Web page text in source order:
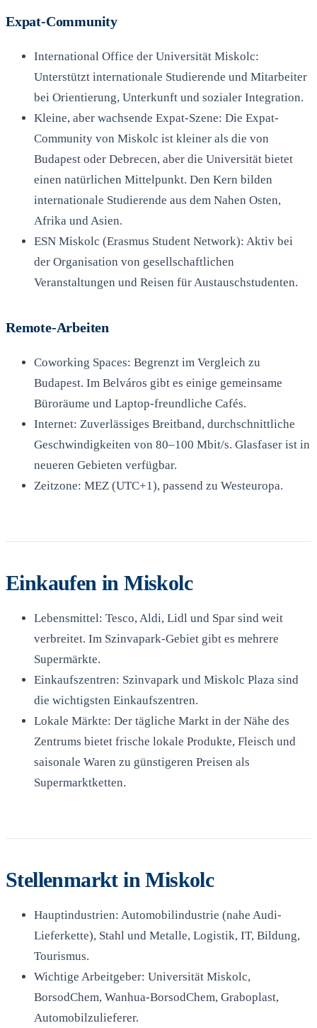
Expat-Community
International Office der Universität Miskolc:
Unterstützt internationale Studierende und Mitarbeiter
bei Orientierung, Unterkunft und sozialer Integration.
Kleine, aber wachsende Expat-Szene: Die Expat-
Community von Miskolc ist kleiner als die von
Budapest oder Debrecen, aber die Universität bietet
einen natürlichen Mittelpunkt. Den Kern bilden
internationale Studierende aus dem Nahen Osten,
Afrika und Asien.
ESN Miskolc (Erasmus Student Network): Aktiv bei
der Organisation von gesellschaftlichen
Veranstaltungen und Reisen für Austauschstudenten.
Remote-Arbeiten
Coworking Spaces: Begrenzt im Vergleich zu
Budapest. Im Belváros gibt es einige gemeinsame
Büroräume und Laptop-freundliche Cafés.
Internet: Zuverlässiges Breitband, durchschnittliche
Geschwindigkeiten von 80–100 Mbit/s. Glasfaser ist in
neueren Gebieten verfügbar.
Zeitzone: MEZ (UTC+1), passend zu Westeuropa.
Einkaufen in Miskolc
Lebensmittel: Tesco, Aldi, Lidl und Spar sind weit
verbreitet. Im Szinvapark-Gebiet gibt es mehrere
Supermärkte.
Einkaufszentren: Szinvapark und Miskolc Plaza sind
die wichtigsten Einkaufszentren.
Lokale Märkte: Der tägliche Markt in der Nähe des
Zentrums bietet frische lokale Produkte, Fleisch und
saisonale Waren zu günstigeren Preisen als
Supermarktketten.
Stellenmarkt in Miskolc
Hauptindustrien: Automobilindustrie (nahe Audi-
Lieferkette), Stahl und Metalle, Logistik, IT, Bildung,
Tourismus.
Wichtige Arbeitgeber: Universität Miskolc,
BorsodChem, Wanhua-BorsodChem, Graboplast,
Automobilzulieferer.